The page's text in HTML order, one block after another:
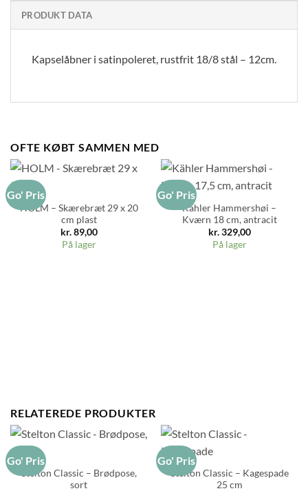
PRODUKT DATA
Kapselåbner i satinpoleret, rustfrit 18/8 stål – 12cm.
OFTE KØBT SAMMEN MED
Go' Pris
HOLM – Skærebræt 29 x 20
cm plast
kr.89,00
På lager
Go' Pris
Kähler Hammershøi –
Kværn 18 cm, antracit
kr.329,00
På lager
RELATEREDE PRODUKTER
Go' Pris
Stelton Classic – Brødpose,
sort
Go' Pris
Stelton Classic – Kagespade
25 cm